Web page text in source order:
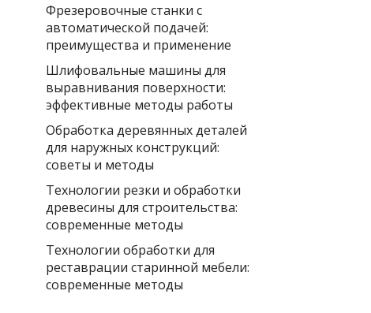
Фрезеровочные станки с
автоматической подачей:
преимущества и применение
Шлифовальные машины для
выравнивания поверхности:
эффективные методы работы
Обработка деревянных деталей
для наружных конструкций:
советы и методы
Технологии резки и обработки
древесины для строительства:
современные методы
Технологии обработки для
реставрации старинной мебели:
современные методы